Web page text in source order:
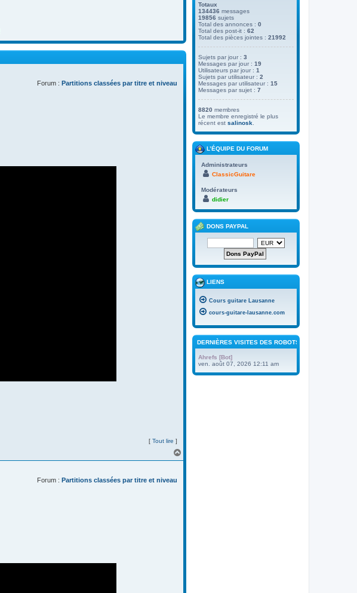
Forum : Partitions classées par titre et niveau
[ Tout lire ]
a
Forum : Partitions classées par titre et niveau
Totaux
134436 messages
19856 sujets
Total des annonces : 0
Total des post-it : 62
Total des pièces jointes : 21992
Sujets par jour : 3
Messages par jour : 19
Utilisateurs par jour : 1
Sujets par utilisateur : 2
Messages par utilisateur : 15
Messages par sujet : 7
8820 membres
Le membre enregistré le plus
récent est salinosk
L’ÉQUIPE DU FORUM
Administrateurs
ClassicGuitare
Modérateurs
didier
DONS PAYPAL
LIENS
Cours guitare Lausanne
cours-guitare-lausanne.com
DERNIÈRES VISITES DES ROBOTS
Ahrefs [Bot]
ven. août 07, 2026 12:11 am